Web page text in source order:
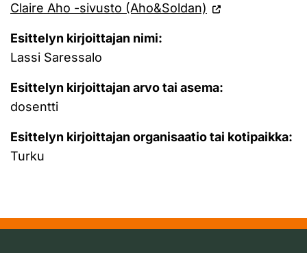
Claire Aho -sivusto (Aho&Soldan)
Esittelyn kirjoittajan nimi:
Lassi Saressalo
Esittelyn kirjoittajan arvo tai asema:
dosentti
Esittelyn kirjoittajan organisaatio tai kotipaikka:
Turku